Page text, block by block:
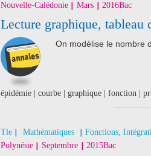
Nouvelle-Calédonie Mars 2016Bac
Lecture graphique,
On modélise le nombre
épidémie | courbe | graphique | fonction |
Tle Mathématiques
Fonctions,
Polynésie Septembre 2015Bac